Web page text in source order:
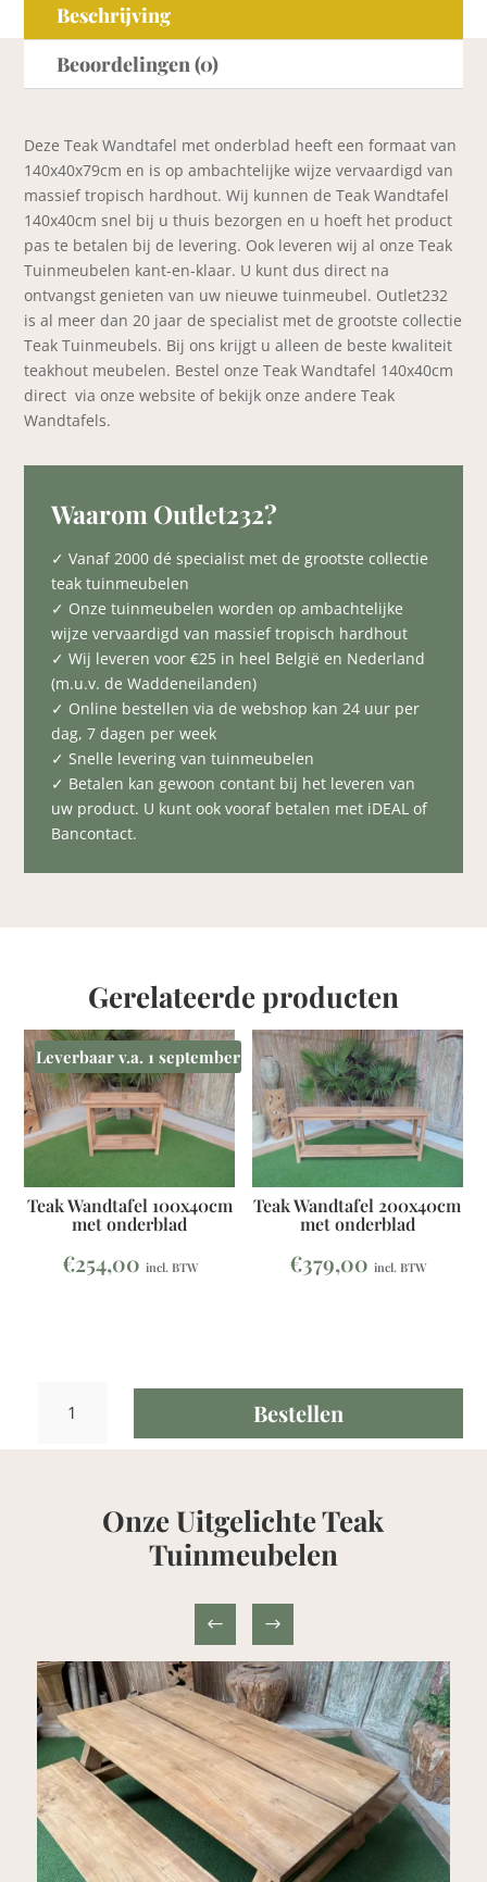
Beschrijving
Beoordelingen (0)
Deze Teak Wandtafel met onderblad heeft een formaat van
140x40x79cm en is op ambachtelijke wijze vervaardigd van
massief tropisch hardhout. Wij kunnen de Teak Wandtafel
140x40cm snel bij u thuis bezorgen en u hoeft het product
pas te betalen bij de levering. Ook leveren wij al onze Teak
Tuinmeubelen kant-en-klaar. U kunt dus direct na
ontvangst genieten van uw nieuwe tuinmeubel. Outlet232
is al meer dan 20 jaar de specialist met de grootste collectie
Teak Tuinmeubels. Bij ons krijgt u alleen de beste kwaliteit
teakhout meubelen. Bestel onze Teak Wandtafel 140x40cm
direct via onze website of bekijk onze andere Teak
Wandtafels.
Waarom Outlet232?
✓ Vanaf 2000 dé specialist met de grootste collectie
teak tuinmeubelen
✓ Onze tuinmeubelen worden op ambachtelijke
wijze vervaardigd van massief tropisch hardhout
✓ Wij leveren voor €25 in heel België en Nederland
(m.u.v. de Waddeneilanden)
✓ Online bestellen via de webshop kan 24 uur per
dag, 7 dagen per week
✓ Snelle levering van tuinmeubelen
✓ Betalen kan gewoon contant bij het leveren van
uw product. U kunt ook vooraf betalen met iDEAL of
Bancontact.
Gerelateerde producten
Leverbaar v.a. 1 september
Teak Wandtafel 100x40cm
met onderblad
€254,00 incl. BTW
Teak Wandtafel 200x40cm
met onderblad
€379,00 incl. BTW
Wandtafel
Bestellen
Onze Uitgelichte Teak
Tuinmeubelen